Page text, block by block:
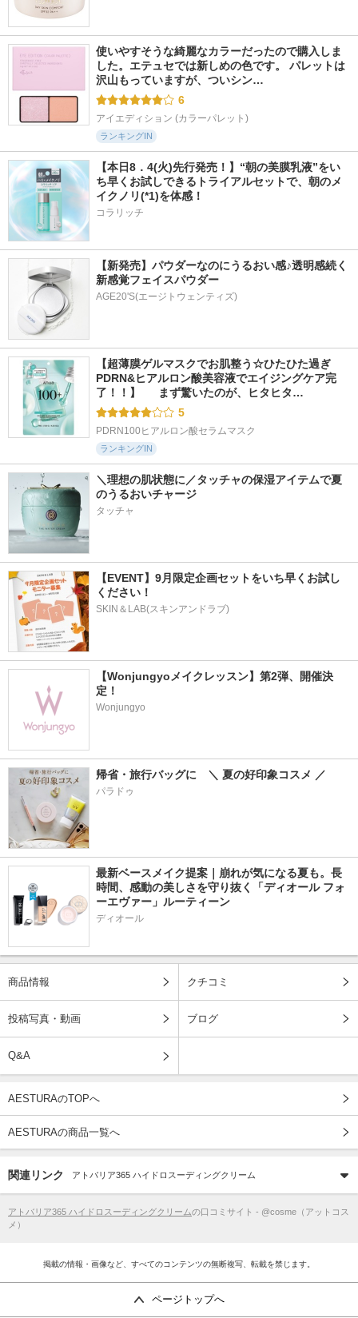
ニベア
使いやすそうな綺麗なカラーだったので購入しま
した。エテュセでは新しめの色です。 パレットは
沢山もっていますが、ついシン…
6
アイエディション (カラーパレット)
ランキングIN
【本日8．4(火)先行発売！】“朝の美膜乳液”をい
ち早くお試しできるトライアルセットで、朝のメ
イクノリ(*1)を体感！
コラリッチ
【新発売】パウダーなのにうるおい感♪透明感続く
新感覚フェイスパウダー
AGE20'S(エージトウェンティズ)
【超薄膜ゲルマスクでお肌整う☆ひたひた過ぎ
PDRN&ヒアルロン酸美容液でエイジングケア完
了！！】  　まず驚いたのが、ヒタヒタ…
5
PDRN100ヒアルロン酸セラムマスク
ランキングIN
＼理想の肌状態に／タッチャの保湿アイテムで夏
のうるおいチャージ
タッチャ
【EVENT】9月限定企画セットをいち早くお試し
ください！
SKIN＆LAB(スキンアンドラブ)
【Wonjungyoメイクレッスン】第2弾、開催決
定！
Wonjungyo
帰省・旅行バッグに　＼ 夏の好印象コスメ ／
パラドゥ
最新ベースメイク提案｜崩れが気になる夏も。長
時間、感動の美しさを守り抜く「ディオール フォ
ーエヴァー」ルーティーン
ディオール
商品情報 クチコミ
投稿写真・動画 ブログ
Q&A
AESTURAのTOPへ
AESTURAの商品一覧へ
関連リンク アトバリア365 ハイドロスーディングクリーム
アトバリア365 ハイドロスーディングクリームの口コミサイト - @cosme（アットコス
メ）
掲載の情報・画像など、すべてのコンテンツの無断複写、転載を禁じます。
ページトップへ